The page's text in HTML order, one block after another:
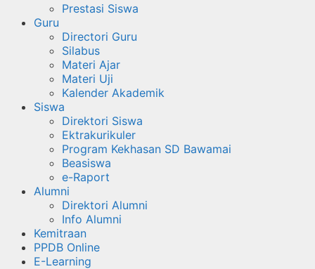
Prestasi Siswa
Guru
Directori Guru
Silabus
Materi Ajar
Materi Uji
Kalender Akademik
Siswa
Direktori Siswa
Ektrakurikuler
Program Kekhasan SD Bawamai
Beasiswa
e-Raport
Alumni
Direktori Alumni
Info Alumni
Kemitraan
PPDB Online
E-Learning